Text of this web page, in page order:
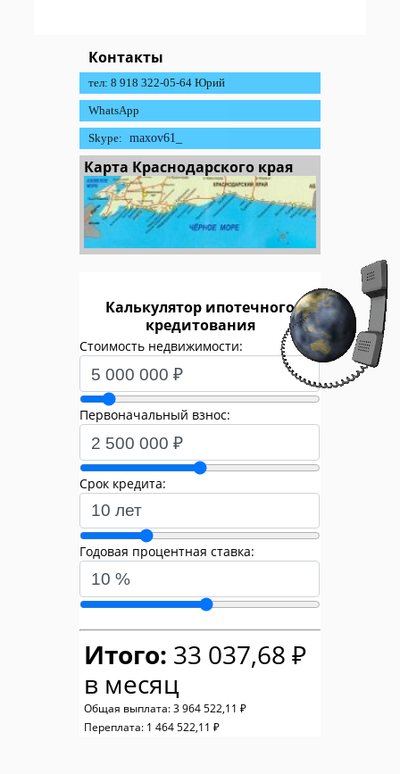
Контакты
тел: 8 918 322-05-64 Юрий
WhatsApp
Skype: maxov61_
Карта Краснодарского края
Калькулятор ипотечного
кредитования
Стоимость недвижимости:
Первоначальный взнос:
Срок кредита:
Годовая процентная ставка:
Итого: 33 037,68 ₽
в месяц
Общая выплата: 3 964 522,11 ₽
Переплата: 1 464 522,11 ₽